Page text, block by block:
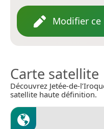
Modifier ce
Carte satellite
Découvrez Jetée-de-
satellite haute définition.